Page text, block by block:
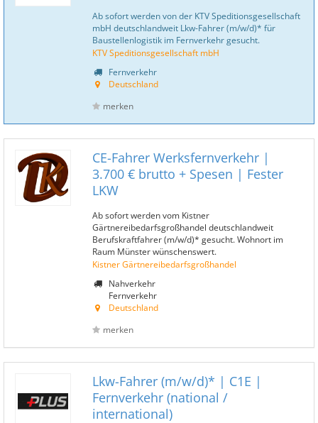
Ab sofort werden von der KTV Speditionsgesellschaft
mbH deutschlandweit Lkw-Fahrer (m/w/d)* für
Baustellenlogistik im Fernverkehr gesucht.
KTV Speditionsgesellschaft mbH
Fernverkehr
Deutschland
merken
CE-Fahrer Werksfernverkehr |
3.700 € brutto + Spesen | Fester
LKW
Ab sofort werden vom Kistner
Gärtnereibedarfsgroßhandel deutschlandweit
Berufskraftfahrer (m/w/d)* gesucht. Wohnort im
Raum Münster wünschenswert.
Kistner Gärtnereibedarfsgroßhandel
Nahverkehr
Fernverkehr
Deutschland
merken
Lkw-Fahrer (m/w/d)* | C1E |
Fernverkehr (national /
international)